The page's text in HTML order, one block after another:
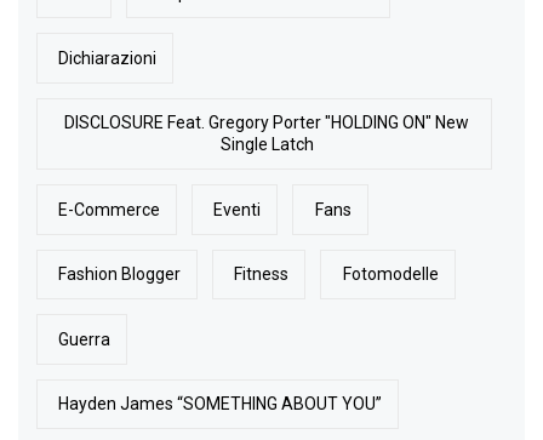
Dichiarazioni
DISCLOSURE Feat. Gregory Porter "HOLDING ON" New
Single Latch
E-Commerce Eventi Fans
Fashion Blogger Fitness Fotomodelle
Guerra
Hayden James “SOMETHING ABOUT YOU”